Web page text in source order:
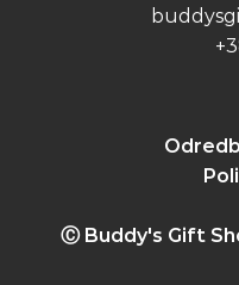
Ⓒ Buddy's Gift